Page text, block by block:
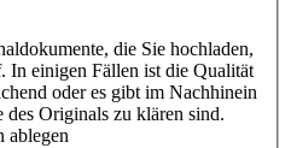
die Sie hochladen,
In einigen Fällen ist die Qualität
oder es gibt im Nachhinein
Originals zu klären sind.
ablegen